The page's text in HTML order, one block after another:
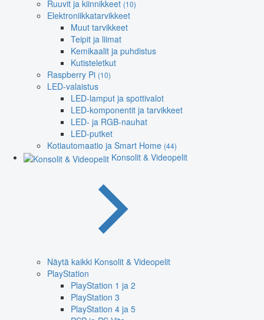
Ruuvit ja kiinnikkeet (10)
Elektroniikkatarvikkeet
Muut tarvikkeet
Teipit ja liimat
Kemikaalit ja puhdistus
Kutisteletkut
Raspberry Pi (10)
LED-valaistus
LED-lamput ja spottivalot
LED-komponentit ja tarvikkeet
LED- ja RGB-nauhat
LED-putket
Kotiautomaatio ja Smart Home (44)
Konsolit & Videopelit
Näytä kaikki Konsolit & Videopelit
PlayStation
PlayStation 1 ja 2
PlayStation 3
PlayStation 4 ja 5